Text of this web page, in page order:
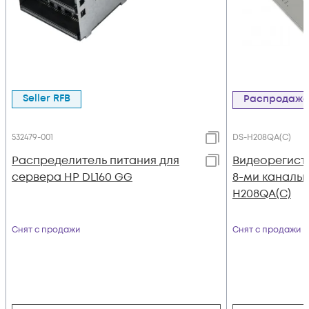
Seller RFB
532479-001
Распределитель питания для
сервера HP DL160 GG
Снят с продажи
Распродажа
DS-H208QA(C)
8-ми
H208QA(C)
Снят с продажи